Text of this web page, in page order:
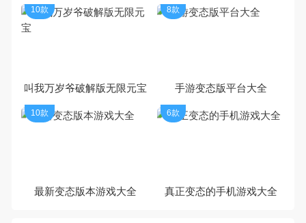
叫我万岁爷破解版无限元宝
10款
手游变态版平台大全
8款
最新变态版本游戏大全
10款
真正变态的手机游戏大全
6款